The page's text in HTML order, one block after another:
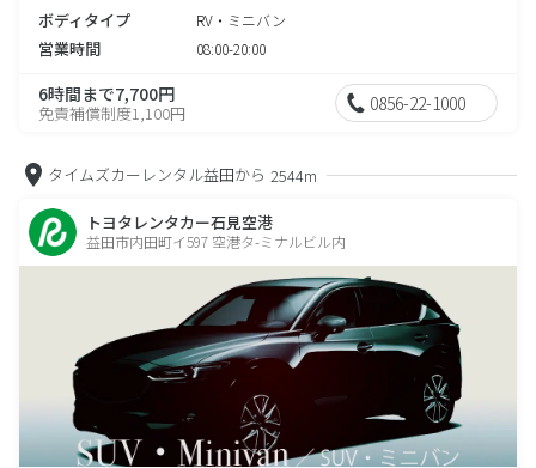
ボディタイプ RV・ミニバン
営業時間 08:00-20:00
6時間まで7,700円
免責補償制度1,100円 0856-22-1000
タイムズカーレンタル益田から 2544m
トヨタレンタカー石見空港
益田市内田町イ597 空港タ-ミナルビル内